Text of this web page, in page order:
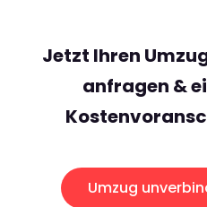
Jetzt Ihren
anfragen &
Umzug